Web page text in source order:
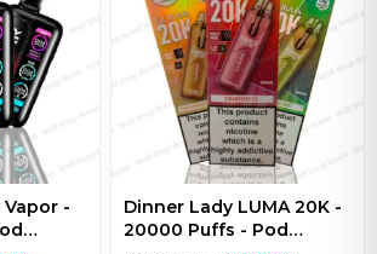
Vapor -
Dinner Lady LUMA 20K -
20000 Puffs - Pod